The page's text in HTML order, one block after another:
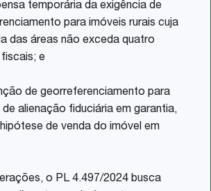
temporária da exigência de
para imóveis rurais cuja
das áreas não exceda quatro
e
de georreferenciamento para
alienação fiduciária em garantia,
de venda do imóvel em
o PL 4.497/2024 busca